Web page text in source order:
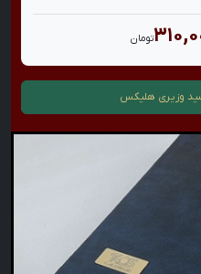
تومان
وزیری هلیکس